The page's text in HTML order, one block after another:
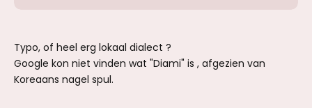
Typo, of heel erg lokaal dialect ?
Google kon niet vinden wat "Diami" is , afgezien van
Koreaans nagel spul.